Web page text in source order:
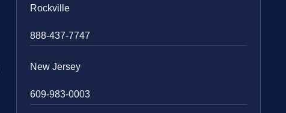
Rockville
888-437-7747
New Jersey
609-983-0003